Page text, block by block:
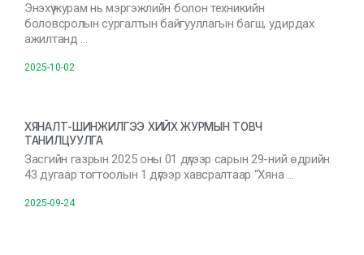
Энэхүү журам нь мэргэжлийн болон техникийн
боловсролын сургалтын байгууллагын багш, удирдах
ажилтанд …
2025-10-02
ХЯНАЛТ-ШИНЖИЛГЭЭ ХИЙХ ЖУРМЫН ТОВЧ
ТАНИЛЦУУЛГА
Засгийн газрын 2025 оны 01 дүгээр сарын 29-ний өдрийн
43 дугаар тогтоолын 1 дүгээр хавсралтаар “Хяна …
2025-09-24